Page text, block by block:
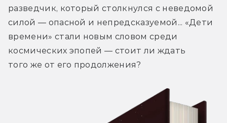
разведчик, который столкнулся с неведомой
силой — опасной и непредсказуемой... «Дети
времени» стали новым словом среди
космических эпопей — стоит ли ждать
того же от его продолжения?